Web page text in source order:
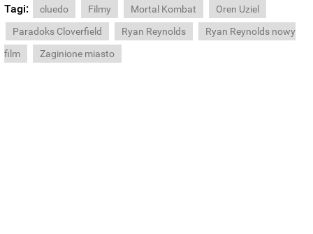
Tagi: cluedo Filmy Mortal Kombat
Oren Uziel
Paradoks Cloverfield
Ryan Reynolds
Ryan Reynolds nowy
film
Zaginione miasto